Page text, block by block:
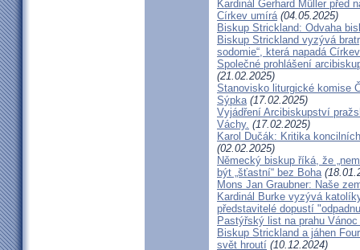
Kardinál Gerhard Müller před
Církev umírá(04.05.2025)
Biskup Strickland: Odvaha
Biskup Strickland vyzývá
sodomie“, která napadá Církev
Společné prohlášení
(21.02.2025)
Stanovisko liturgické komise
Sýpka(17.02.2025)
Vyjádření Arcibiskupství
Váchy. (17.02.2025)
Karol Dučák: Kritika
(02.02.2025)
Německý biskup říká, že
být „šťastní“ bez Boha
Mons Jan Graubner: Naše
Kardinál Burke vyzývá
představitelé dopustí
Pastýřský list na prahu
Biskup Strickland a jáhen
svět hroutí (10.12.2024)